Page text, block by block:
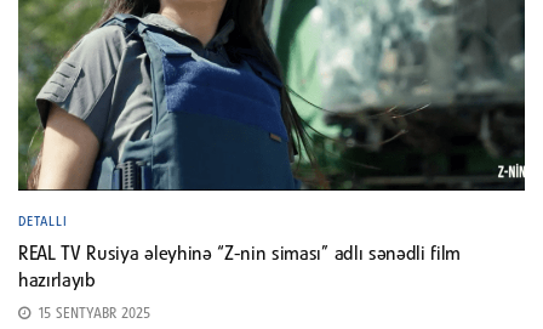
DETALLI
REAL TV Rusiya əleyhinə “Z-nin siması” adlı sənədli film
hazırlayıb
15 SENTYABR 2025